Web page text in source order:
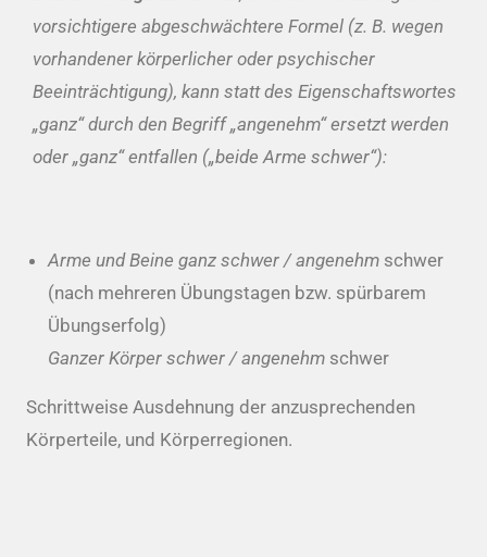
vorsichtigere abgeschwächtere Formel (z. B. wegen
vorhandener körperlicher oder psychischer
Beeinträchtigung), kann statt des Eigenschaftswortes
„ganz“ durch den Begriff „angenehm“ ersetzt werden
oder „ganz“ entfallen („beide Arme schwer“):
Arme und Beine ganz schwer /angenehm schwer
(nach mehreren Übungstagen bzw. spürbarem
Übungserfolg)
Ganzer Körper schwer / angenehm schwer
Schrittweise Ausdehnung der anzusprechenden
Körperteile, und Körperregionen.